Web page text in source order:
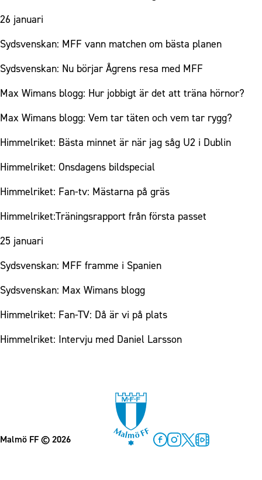
26 januari
Sydsvenskan: MFF vann matchen om bästa planen
Sydsvenskan: Nu börjar Ågrens resa med MFF
Max Wimans blogg: Hur jobbigt är det att träna hörnor?
Max Wimans blogg: Vem tar täten och vem tar rygg?
Himmelriket: Bästa minnet är när jag såg U2 i Dublin
Himmelriket: Onsdagens bildspecial
Himmelriket: Fan-tv: Mästarna på gräs
Himmelriket:Träningsrapport från första passet
25 januari
Sydsvenskan: MFF framme i Spanien
Sydsvenskan: Max Wimans blogg
Himmelriket: Fan-TV: Då är vi på plats
Himmelriket: Intervju med Daniel Larsson
Malmö FF© 2026